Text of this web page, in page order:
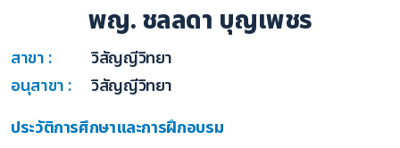
พญ. ชลลดา บุญเพชร
สาขา :
วิสัญญีวิทยา
อนุสาขา :
วิสัญญีวิทยา
ประวัติการศึกษาและการฝึกอบรม